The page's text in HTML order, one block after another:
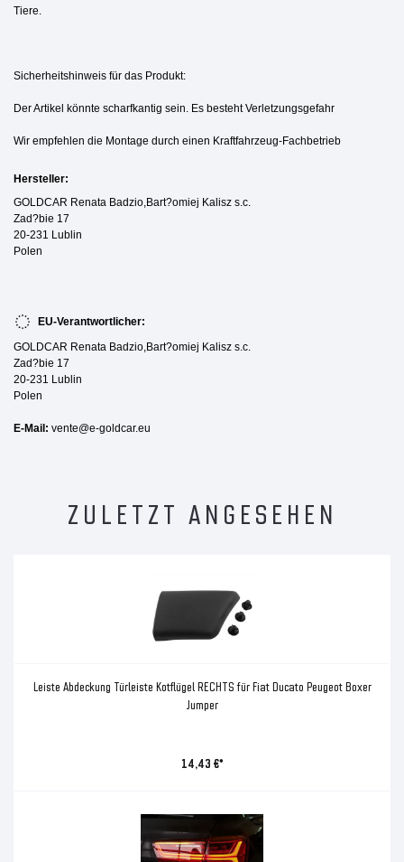
Tiere.
Sicherheitshinweis für das Produkt:
Der Artikel könnte scharfkantig sein. Es besteht Verletzungsgefahr
Wir empfehlen die Montage durch einen Kraftfahrzeug-Fachbetrieb
Hersteller:
GOLDCAR Renata Badzio,Bart?omiej Kalisz s.c.
Zad?bie 17
20-231 Lublin
Polen
EU-Verantwortlicher:
GOLDCAR Renata Badzio,Bart?omiej Kalisz s.c.
Zad?bie 17
20-231 Lublin
Polen
E-Mail: vente@e-goldcar.eu
ZULETZT ANGESEHEN
Leiste Abdeckung Türleiste Kotflügel RECHTS für Fiat Ducato Peugeot Boxer
Jumper
14,43 €*